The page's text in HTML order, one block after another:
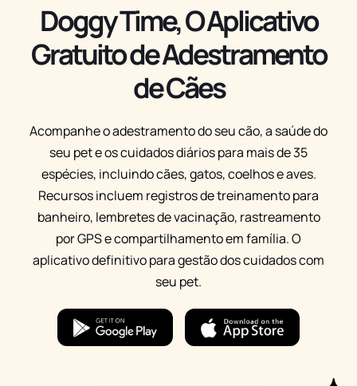
Doggy Time, O Aplicativo
Gratuito de Adestramento
de Cães
Acompanhe o adestramento do seu cão, a saúde do
seu pet e os cuidados diários para mais de 35
espécies, incluindo cães, gatos, coelhos e aves.
Recursos incluem registros de treinamento para
banheiro, lembretes de vacinação, rastreamento
por GPS e compartilhamento em família. O
aplicativo definitivo para gestão dos cuidados com
seu pet.